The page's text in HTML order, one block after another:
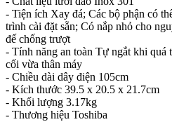
- Tiện ích Xay đá; Các bộ phận có
trình cài đặt sẵn; Có nắp nhỏ cho
đế chống trượt
- Tính năng an toàn Tự ngắt khi
cối vừa thân máy
- Chiều dài dây điện 105cm
- Kích thước 39.5 x 20.5 x 21.7cm
- Khối lượng 3.17kg
- Thương hiệu Toshiba